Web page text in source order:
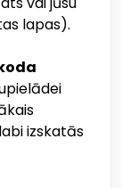
lapas).
izskatās